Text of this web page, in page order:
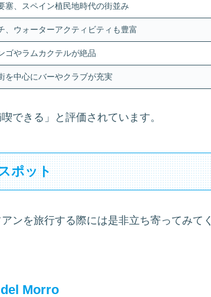
塞、スペイン植民地時代の街並み
、ウォーターアクティビティも豊富
ゴやラムカクテルが絶品
を中心にバーやクラブが充実
できる」と評価されています。
ポット
ンを旅行する際には是非立ち寄ってみてく
Morro